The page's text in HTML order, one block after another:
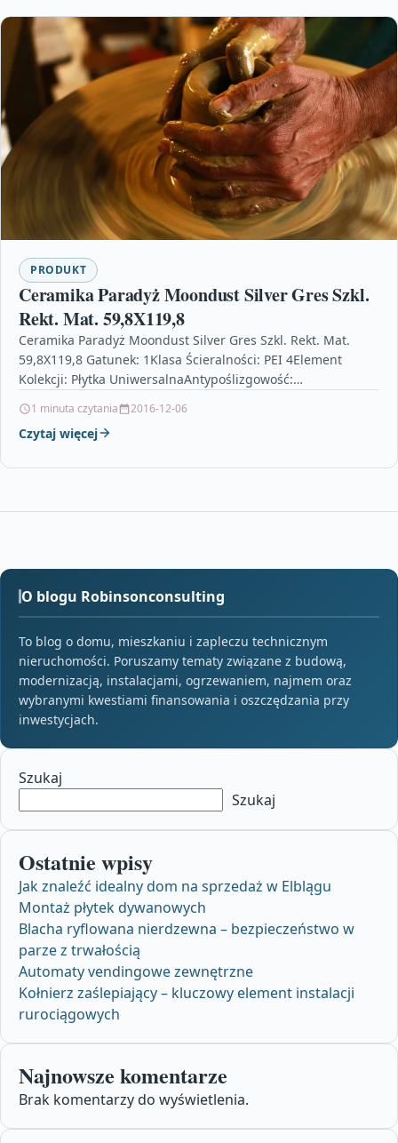
PRODUKT
Ceramika Paradyż Moondust Silver Gres Szkl.
Rekt. Mat. 59,8X119,8
Ceramika Paradyż Moondust Silver Gres Szkl. Rekt. Mat.
59,8X119,8 Gatunek: 1Klasa Ścieralności: PEI 4Element
Kolekcji: Płytka UniwersalnaAntypoślizgowość:
1Rozmiar:…
1 minuta czytania 2016-12-06
Czytaj więcej
O blogu Robinsonconsulting
To blog o domu, mieszkaniu i zapleczu technicznym
nieruchomości. Poruszamy tematy związane z budową,
modernizacją, instalacjami, ogrzewaniem, najmem oraz
wybranymi kwestiami finansowania i oszczędzania przy
inwestycjach.
Szukaj
Szukaj
Ostatnie wpisy
Jak znaleźć idealny dom na sprzedaż w Elblągu
Montaż płytek dywanowych
Blacha ryflowana nierdzewna – bezpieczeństwo w
parze z trwałością
Automaty vendingowe zewnętrzne
Kołnierz zaślepiający – kluczowy element instalacji
rurociągowych
Najnowsze komentarze
Brak komentarzy do wyświetlenia.